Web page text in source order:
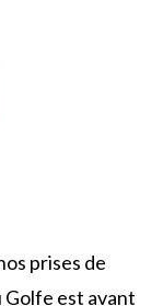
prises de
Golfe est avant